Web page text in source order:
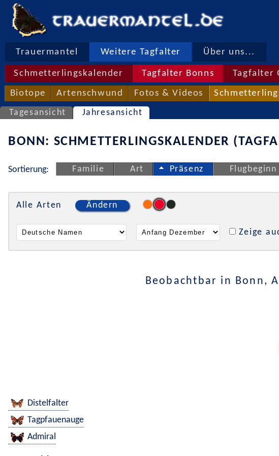
Trauermantel Weitere Tagfalter Über uns...
Schmetterlingskalender Tagfalter Bonns Tagfalter
Biotope Artenschwund Fotos & Videos
Tagesansicht Jahresansicht
BONN: SCHMETTERLINGSKALENDER
Sortierung: Familie Art Präsenz Flugbeginn
Alle Arten Ändern
Zeige
Beobachtbar in Bonn,
Distelfalter
Tagpfauenauge
Admiral